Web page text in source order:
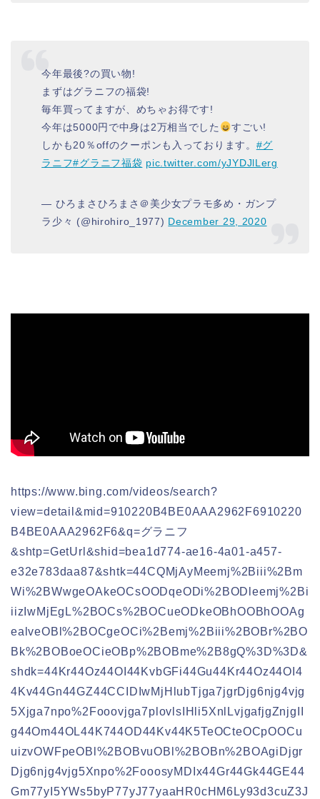
今年最後?の買い物!
まずはグラニフの福袋!
毎年買ってますが、めちゃお得です!
今年は5000円で中身は2万相当でした
すごい!
しかも20％offのクーポンも入っております。 #グ
ラニフ#グラニフ福袋 pic.twitter.com/yJYDJlLerg
— ひろまさひろまさ＠美少女プラモ多め・ガンプ
ラ少々 (@hirohiro_1977) December 29, 2020
https://www.bing.com/videos/search?
view=detail&mid=910220B4BE0AAA2962F6910220
B4BE0AAA2962F6&q=グラニフ
&shtp=GetUrl&shid=bea1d774-ae16-4a01-a457-
e32e783daa87&shtk=44CQMjAyMeemj%2Biii%2Bm
Wi%2BWwgeOAkeOCsOODqeODi%2BODleemj%2Bi
iizIwMjEgL%2BOCs%2BOCueODkeOBhOOBhOOAg
ealveOBl%2BOCgeOCi%2Bemj%2Biii%2BOBr%2BO
Bk%2BOBoeOCieOBp%2BOBme%2B8gQ%3D%3D&
shdk=44Kr44Oz44OI44KvbGFi44Gu44Kr44Oz44OI4
4Kv44Gn44GZ44CCIDIwMjHlubTjga7jgrDjg6njg4vjg
5Xjga7npo%2Fooovjga7plovlsIHli5XnlLvjgafjgZnjgII
g44Om44OL44K744OD44Kv44K5TeOCteOCpOOCu
uizvOWFpeOBl%2BOBvuOBl%2BOBn%2BOAgiDjgr
Djg6njg4vjg5Xnpo%2FooosyMDIx44Gr44Gk44GE44
Gm77yI5YWs5byP77yJ77yaaHR0cHM6Ly93d3cuZ3J